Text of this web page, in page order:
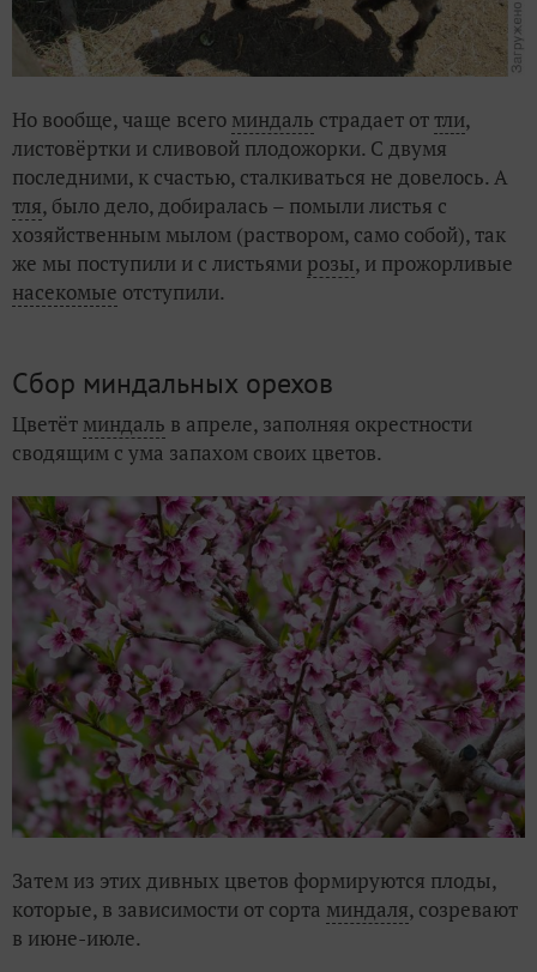
Но вообще, чаще всего миндаль страдает оттли,
листовёртки и сливовой плодожорки. С двумя
последними, к счастью, сталкиваться не довелось. А
тля, было дело, добиралась – помыли листья с
хозяйственным мылом (раствором, само собой), так
же мы поступили и с листьями розы, и прожорливые
насекомые отступили.
Сбор миндальных орехов
Цветёт миндаль в апреле, заполняя окрестности
сводящим с ума запахом своих цветов.
Затем из этих дивных цветов формируются плоды,
которые, в зависимости от сорта миндаля, созревают
в июне-июле.